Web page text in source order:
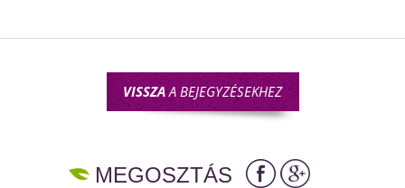
VISSZAA BEJEGYZÉSEKHEZ
MEGOSZTÁS